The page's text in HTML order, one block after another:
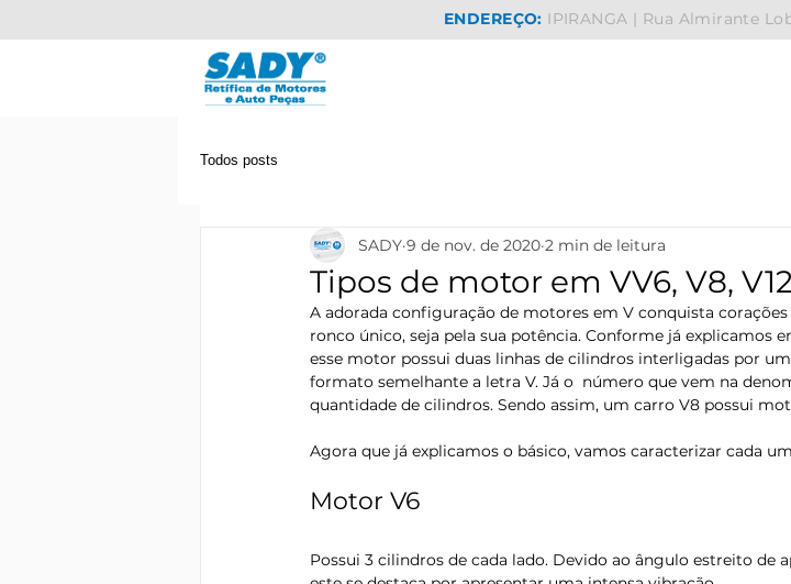
ENDEREÇO: IPIRANGA | Rua Almirante
Todos posts
Tipos de motor em VV6, V8,
SADY 9 de nov. de 2020 2 min de leitura
A adorada configuração de motores em V conquista
ronco único, seja pela sua potência. Conforme já explicamos
esse motor possui duas linhas de cilindros interligadas por
formato semelhante a letra V. Já o  número que vem na
quantidade de cilindros. Sendo assim, um carro V8 possui
Agora que já explicamos o básico, vamos caracterizar cada
Motor V6
Possui 3 cilindros de cada lado. Devido ao ângulo estreito